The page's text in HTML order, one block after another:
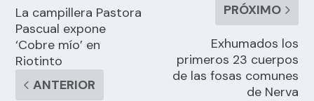
La campillera Pastora
Pascual expone
‘Cobre mío’ en
Riotinto
ANTERIOR
PRÓXIMO
Exhumados los
primeros 23 cuerpos
de las fosas comunes
de Nerva